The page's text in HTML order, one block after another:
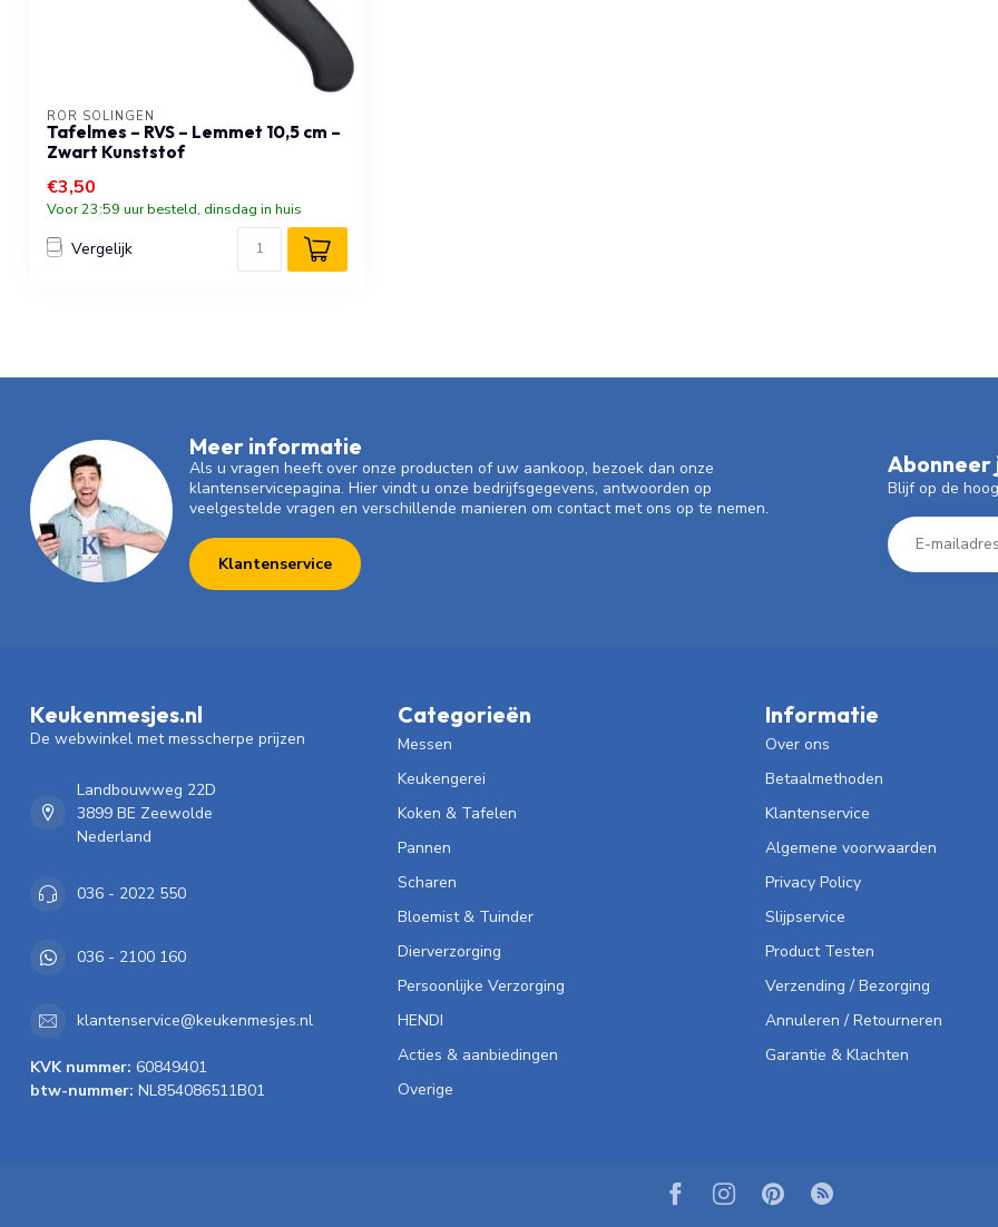
RÖR SOLINGEN
Tafelmes – RVS – Lemmet 10,5 cm –
Zwart Kunststof
€3,50
Voor 23:59 uur besteld, dinsdag in huis
Vergelijk
Meer informatie
Als u vragen heeft over onze producten of uw aankoop, bezoek dan onze
klantenservicepagina. Hier vindt u onze bedrijfsgegevens, antwoorden op
veelgestelde vragen en verschillende manieren om contact met ons op te nemen.
Klantenservice
Abonneer
Blijf op de
Keukenmesjes.nl
De webwinkel met messcherpe prijzen
Landbouwweg 22D
3899 BE Zeewolde
Nederland
036 - 2022 550
036 - 2100 160
klantenservice@keukenmesjes.nl
KVK nummer: 60849401
btw-nummer: NL854086511B01
Categorieën
Messen
Keukengerei
Koken & Tafelen
Pannen
Scharen
Bloemist & Tuinder
Dierverzorging
Persoonlijke Verzorging
HENDI
Acties & aanbiedingen
Overige
Informatie
Over ons
Betaalmethoden
Klantenservice
Algemene voorwaarden
Privacy Policy
Slijpservice
Product Testen
Verzending / Bezorging
Annuleren / Retourneren
Garantie & Klachten